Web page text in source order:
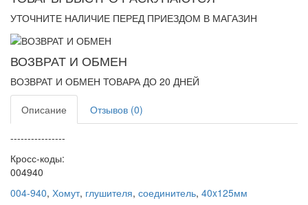
УТОЧНИТЕ НАЛИЧИЕ ПЕРЕД ПРИЕЗДОМ В МАГАЗИН
ВОЗВРАТ И ОБМЕН
ВОЗВРАТ И ОБМЕН ТОВАРА ДО 20 ДНЕЙ
Описание Отзывов (0)
----------------
Кросс-коды:
004940
004-940, Хомут, глушителя, соединитель, 40x125мм